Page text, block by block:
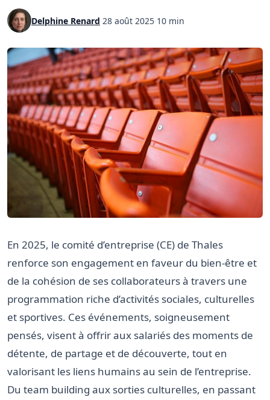
Delphine Renard 28 août 2025 10 min
En 2025, le comité d’entreprise (CE) de Thales
renforce son engagement en faveur du bien-être et
de la cohésion de ses collaborateurs à travers une
programmation riche d’activités sociales, culturelles
et sportives. Ces événements, soigneusement
pensés, visent à offrir aux salariés des moments de
détente, de partage et de découverte, tout en
valorisant les liens humains au sein de l’entreprise.
Du team building aux sorties culturelles, en passant